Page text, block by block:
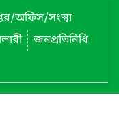
অফিস/সংস্থা
জনপ্রতিনিধি